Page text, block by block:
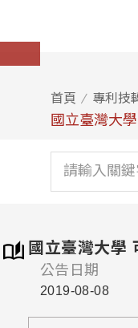
首頁 專利技
國立臺灣大
國立臺灣大學
公告日期
2019-08-08